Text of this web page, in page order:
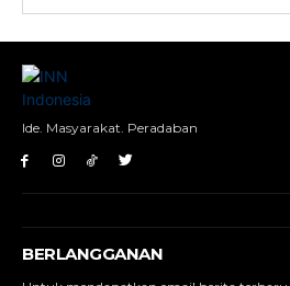
Ide. Masyarakat. Peradaban
BERLANGGANAN